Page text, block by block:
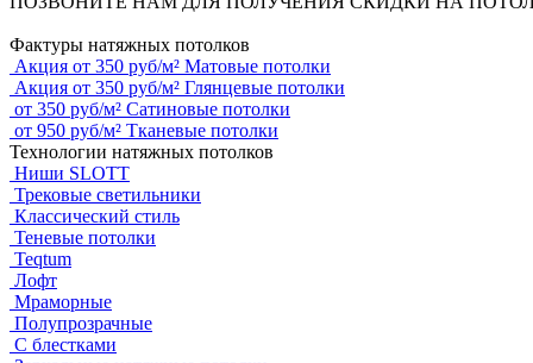
Фактуры натяжных потолков
Акция от 350 руб/м² Матовые потолки
Акция от 350 руб/м² Глянцевые потолки
от 350 руб/м² Сатиновые потолки
от 950 руб/м² Тканевые потолки
Технологии натяжных потолков
Ниши SLOTT
Трековые светильники
Классический стиль
Теневые потолки
Teqtum
Лофт
Мраморные
Полупрозрачные
С блестками